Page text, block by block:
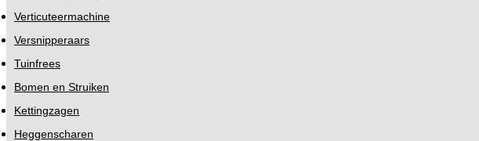
Verticuteermachine
Versnipperaars
Tuinfrees
Bomen en Struiken
Kettingzagen
Heggenscharen